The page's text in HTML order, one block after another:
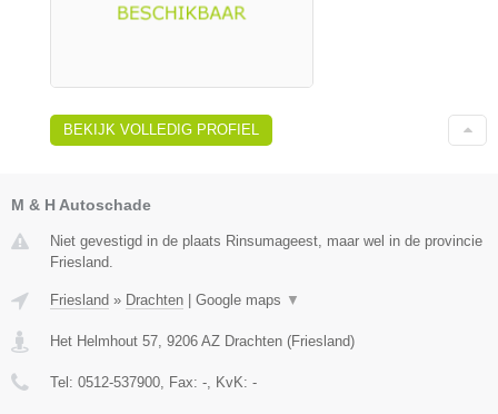
BEKIJK VOLLEDIG PROFIEL
M & H Autoschade
Niet gevestigd in de plaats Rinsumageest, maar wel in de provincie
Friesland.
Friesland » Drachten Google maps ▼
Het Helmhout 57, 9206 AZ Drachten (Friesland)
Tel: 0512-537900, Fax: -, KvK: -